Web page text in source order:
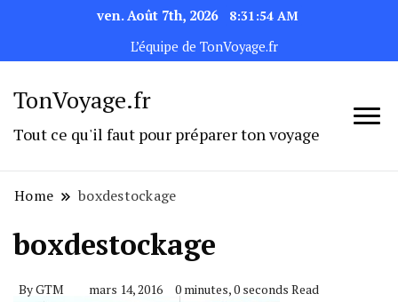
ven. Août 7th, 2026
8:31:54 AM
L’équipe de TonVoyage.fr
TonVoyage.fr
Tout ce qu'il faut pour préparer ton voyage
Home boxdestockage
boxdestockage
ByGTM mars 14, 2016 0 minutes, 0 seconds Read